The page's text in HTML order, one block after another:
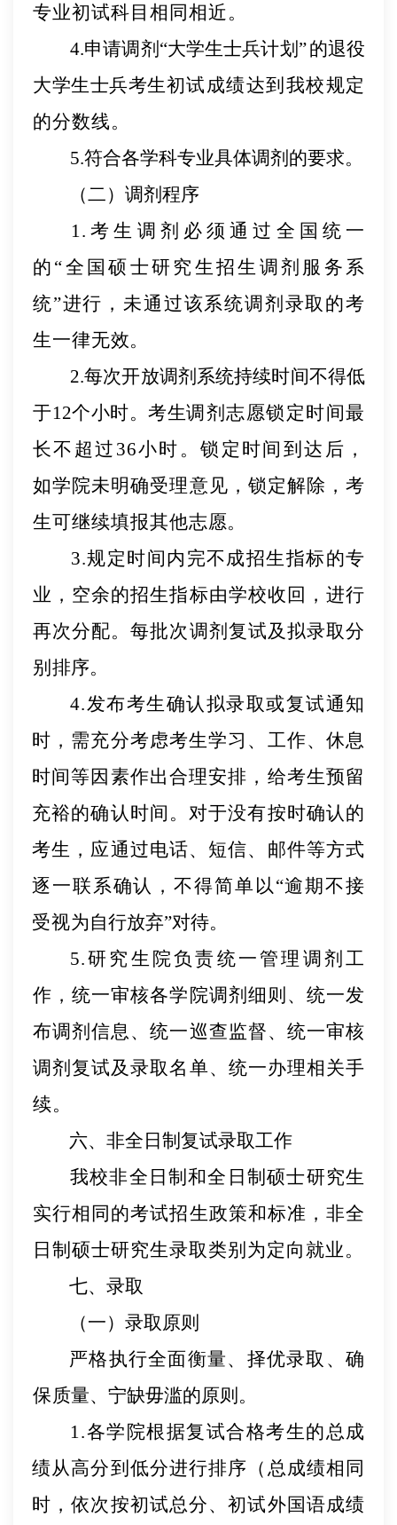
专业初试科目相同相近。
4.申请调剂“大学生士兵计划”的退役
大学生士兵考生初试成绩达到我校规定
的分数线。
5.符合各学科专业具体调剂的要求。
（二）调剂程序
1.考生调剂必须通过全国统一
的“全国硕士研究生招生 调剂服务系
统”进行，未通过该系统调剂录取的考
生一律无效。
2.每次开放调剂系统持续时间不得低
于12个小时。考生调剂志愿锁定时间最
长不超过 36小时。锁定时间到达后，
如学院未明确受理意见，锁定解除，考
生可继续填报其他志愿。
3.规定时间内完不成招生指标的专
业，空余的招生指标由学校收回，进行
再次分配。每批次调剂复试及拟录取分
别 排序。
4.发布考生确认拟录取或复试通知
时，需充分考虑考生学习、工作、休息
时间等因素作出合理安排，给考生预留
充裕的确认时间。对于没有按时确认的
考生，应通过电话、短信、邮件等方式
逐一联系确认，不得简单以 “逾期不接
受视为自行放弃”对待。
5.研究生院负责统一管理调剂工
作，统一审核各学院调剂细则、统一发
布调剂信息、统一巡查监督、统一审核
调剂复试及录取名单、统一办理相关手
续。
六、非全日制复试录取工作
我校非全日制和全日制硕士研究生
实行相同的考试招生政策和标准，非全
日制硕士研究生录取类别 为定向就业。
七、录取
（一）录取原则
严格执行全面衡量、择优录取 、确
保 质量、宁缺毋滥的原则。
1.各学院根据复试合格考生的总成
绩从高分到低分进行排序（总成绩相同
时，依次按初试总分、初试外国语成绩